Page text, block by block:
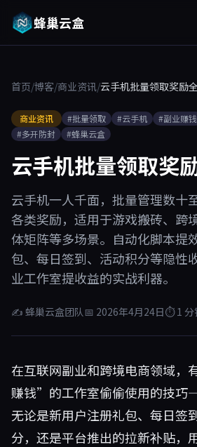
蜂巢云盒
首页/博客/商业资讯/云手机批量领取奖励
商业资讯 #批量领取 #云手机 #副业赚钱
#多开防封
#蜂巢云盒
云手机批量领取奖
云手机一人千面，批量管理数十
各类奖励，适用于游戏搬砖、跨
体矩阵等多场景。自动化脚本提
包、每日签到、活动积分等隐性
业工作室提收益的实战利器。
✍ 蜂巢云盒团队📅 2026年4月24日⏱ 1 分
在互联网副业和跨境电商领域，
赚钱”的工作室偷偷使用的技巧
无论是新用户注册礼包、每日签
分，还是平台推出的拉新补贴，